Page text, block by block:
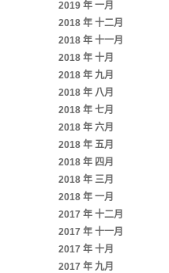
2019 年 一月
2018 年 十二月
2018 年 十一月
2018 年 十月
2018 年 九月
2018 年 八月
2018 年 七月
2018 年 六月
2018 年 五月
2018 年 四月
2018 年 三月
2018 年 一月
2017 年 十二月
2017 年 十一月
2017 年 十月
2017 年 九月